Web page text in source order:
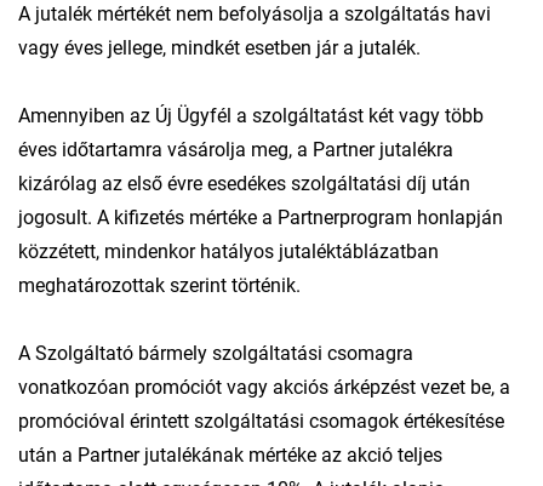
A jutalék mértékét nem befolyásolja a szolgáltatás havi
vagy éves jellege, mindkét esetben jár a jutalék.
Amennyiben az Új Ügyfél a szolgáltatást két vagy több
éves időtartamra vásárolja meg, a Partner jutalékra
kizárólag az első évre esedékes szolgáltatási díj után
jogosult. A kifizetés mértéke a Partnerprogram honlapján
közzétett, mindenkor hatályos jutaléktáblázatban
meghatározottak szerint történik.
A Szolgáltató bármely szolgáltatási csomagra
vonatkozóan promóciót vagy akciós árképzést vezet be, a
promócióval érintett szolgáltatási csomagok értékesítése
után a Partner jutalékának mértéke az akció teljes